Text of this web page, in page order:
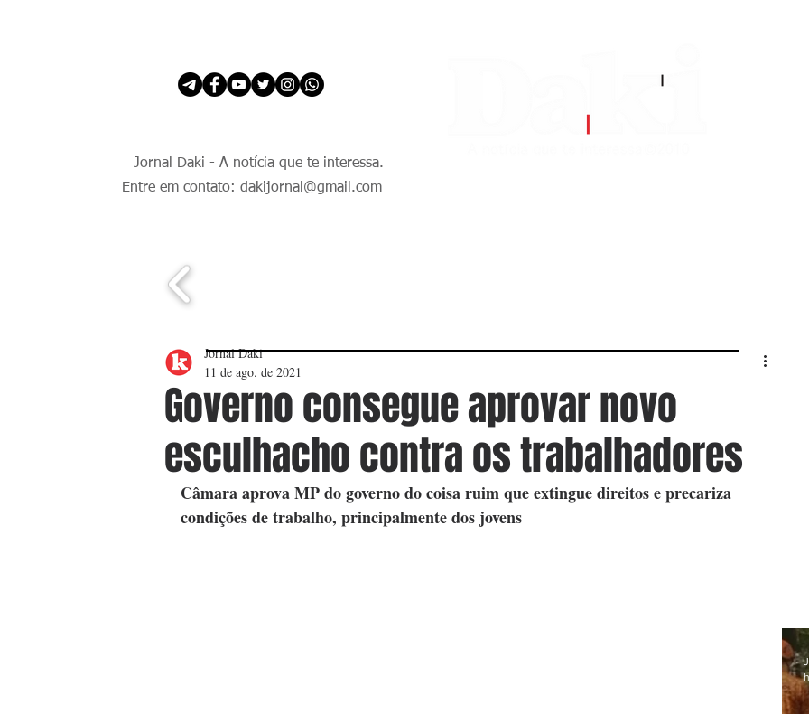
Jornal Daki - A notícia que te interessa.
Entre em contato: dakijornal @gmail.com
Governo consegue aprovar novo
esculhacho contra os trabalhadores
Jornal Daki
11 de ago. de 2021
Câmara aprova MP do governo do coisa ruim que extingue direitos e precariza
condições de trabalho, principalmente dos jovens